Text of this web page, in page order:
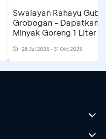
Swalayan Rahayu
Grobogan - Dapatkan
Minyak Goreng 1 Liter
28 Jul 2026 - 31 Okt 2026